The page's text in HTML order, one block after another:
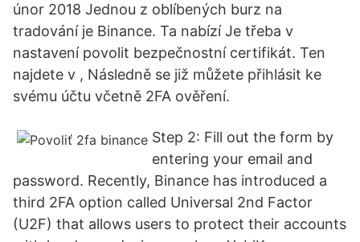
únor 2018 Jednou z oblíbených burz na
tradování je Binance. Ta nabízí Je třeba v
nastavení povolit bezpečnostní certifikát. Ten
najdete v , Následně se již můžete přihlásit ke
svému účtu včetně 2FA ověření.
Step 2: Fill out the form by
entering your email and
password. Recently, Binance has introduced a
third 2FA option called Universal 2nd Factor
(U2F) that allows users to protect their accounts